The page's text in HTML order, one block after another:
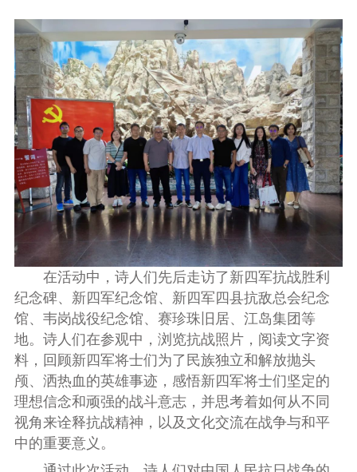
在活动中，诗人们先后走访了新四军抗战胜利
纪念碑、新四军纪念馆、新四军四县抗敌总会纪念
馆、韦岗战役纪念馆、赛珍珠旧居、江岛集团等
地。诗人们在参观中，浏览抗战照片，阅读文字资
料， 回顾新四军将士们为了民族独立和解放抛头
颅、洒热血的英雄事迹， 感悟新四军将士们坚定的
理想信念和顽强的战斗意志，并思考着如何从不同
视角来诠释抗战精神，以及文化交流在战争与和平
中的重要意义。